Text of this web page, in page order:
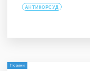
АНТИКОРСУД
Новини